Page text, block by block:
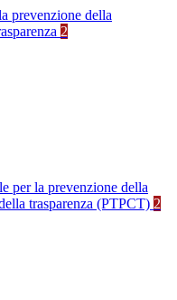
prevenzione della
2
per la prevenzione della
trasparenza (PTPCT) 2